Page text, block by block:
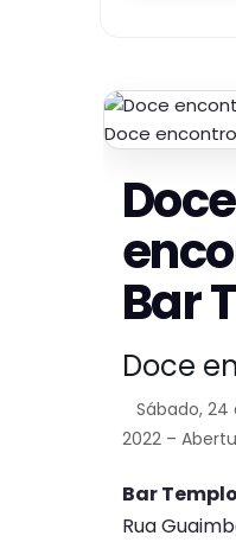
Doce encontro
Doce
Bar
Doce
Sábado, 24
2022 –
Bar Templo
Rua